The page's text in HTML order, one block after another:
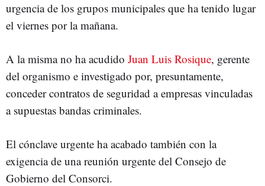
urgencia de los grupos municipales que ha tenido lugar
el viernes por la mañana.
A la misma no ha acudido Juan Luis Rosique, gerente
del organismo e investigado por, presuntamente,
conceder contratos de seguridad a empresas vinculadas
a supuestas bandas criminales.
El cónclave urgente ha acabado también con la
exigencia de una reunión urgente del Consejo de
Gobierno del Consorci.